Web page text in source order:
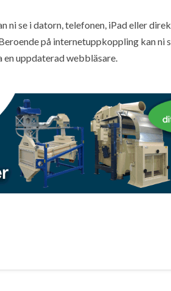
ni se i datorn, telefonen, iPad eller
på internetuppkoppling kan ni
en uppdaterad webbläsare.